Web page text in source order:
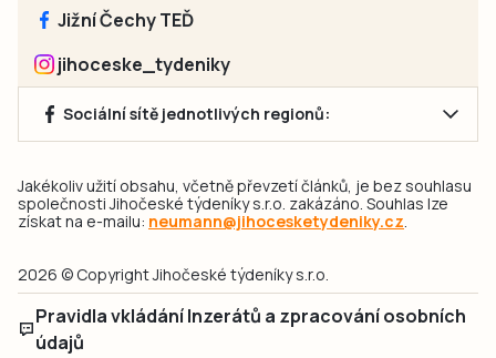
Jižní Čechy TEĎ
jihoceske_tydeniky
Sociální sítě jednotlivých regionů:
Jakékoliv užití obsahu, včetně převzetí článků, je bez souhlasu
společnosti Jihočeské týdeníky s.r.o. zakázáno. Souhlas lze
získat na e-mailu: neumann@jihocesketydeniky.cz
2026 © Copyright Jihočeské týdeníky s.r.o.
Pravidla vkládání Inzerátů a zpracování osobních
údajů